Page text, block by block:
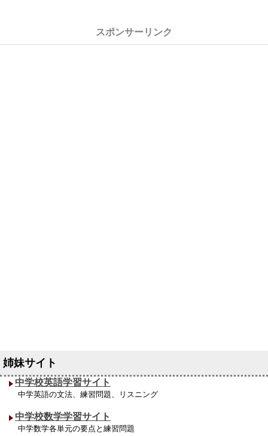
中学校英語学習サイト
中学英語の文法、練習問題、リスニング
中学校数学学習サイト
中学数学各単元の要点と練習問題